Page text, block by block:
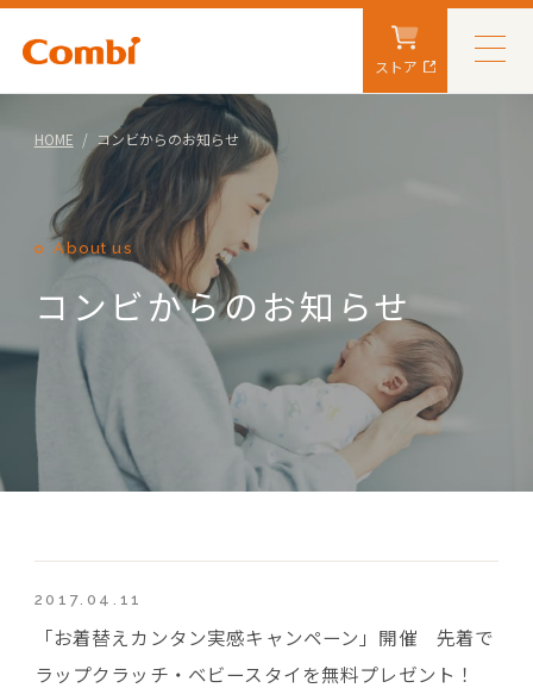
ストア
HOME コンビからのお知らせ
About us
コンビからのお知らせ
2017.04.11
「お着替えカンタン実感キャンペーン」開催 先着で
ラップクラッチ・ベビースタイを無料プレゼント！